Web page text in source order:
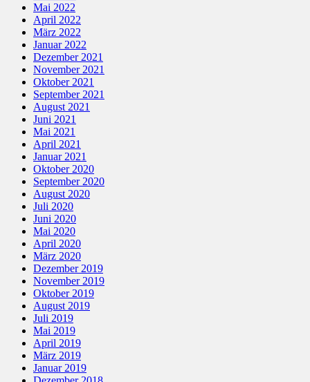
Mai 2022
April 2022
März 2022
Januar 2022
Dezember 2021
November 2021
Oktober 2021
September 2021
August 2021
Juni 2021
Mai 2021
April 2021
Januar 2021
Oktober 2020
September 2020
August 2020
Juli 2020
Juni 2020
Mai 2020
April 2020
März 2020
Dezember 2019
November 2019
Oktober 2019
August 2019
Juli 2019
Mai 2019
April 2019
März 2019
Januar 2019